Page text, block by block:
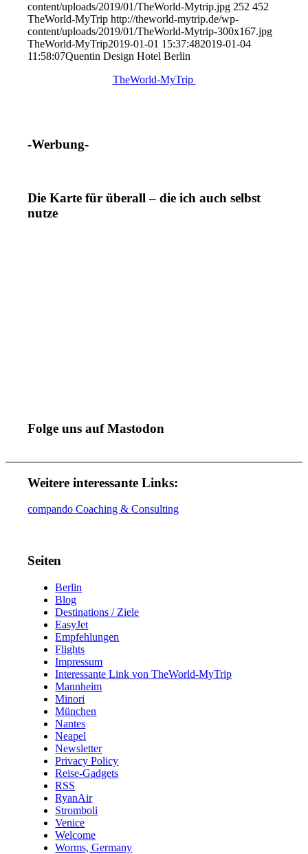
content/uploads/2019/01/TheWorld-Mytrip.jpg 252 452
TheWorld-MyTrip http://theworld-mytrip.de/wp-
content/uploads/2019/01/TheWorld-Mytrip-300x167.jpg
TheWorld-MyTrip2019-01-01 15:37:482019-01-04
11:58:07Quentin Design Hotel Berlin
TheWorld-MyTrip
-Werbung-
Die Karte für überall – die ich auch selbst
nutze
Folge uns auf Mastodon
Weitere interessante Links:
compando Coaching & Consulting
Seiten
Berlin
Blog
Destinations / Ziele
EasyJet
Empfehlungen
Flights
Impressum
Interessante Link von TheWorld-MyTrip
Mannheim
Minori
München
Nantes
Neapel
Newsletter
Privacy Policy
Reise-Gadgets
RSS
RyanAir
Stromboli
Venice
Welcome
Worms, Germany